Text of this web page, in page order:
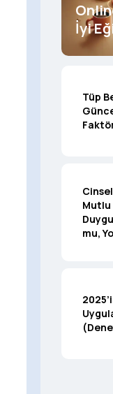
İyi
Tüp
Mutlu
mu,